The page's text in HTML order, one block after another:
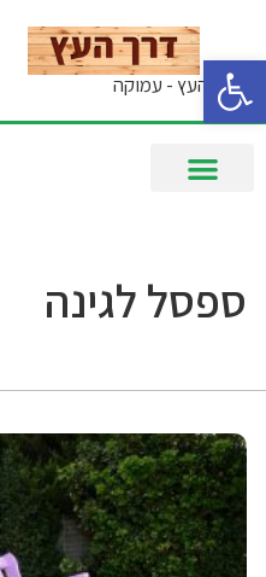
פתח סרגל נגישות
דרך העץ - עמוקה
ספסל לגינה